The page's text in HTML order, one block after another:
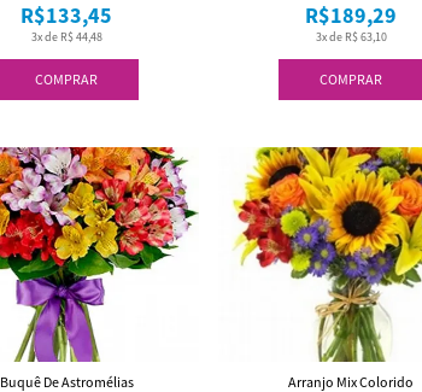
COMPRAR
3x de R$ 44,48
R$133,45
COMPRAR
3x de R$ 63,10
R$189,29
Buquê De Astromélias Arranjo Mix Colorido